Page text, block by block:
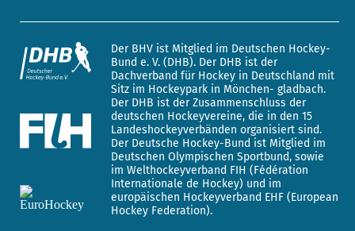
Der BHV ist Mitglied im Deutschen Hockey-
Bund e. V. (DHB). Der DHB ist der
Dachverband für Hockey in Deutschland mit
Sitz im Hockeypark in Mönchen- gladbach.
Der DHB ist der Zusammenschluss der
deutschen Hockeyvereine, die in den 15
Landeshockeyverbänden organisiert sind.
Der Deutsche Hockey-Bund ist Mitglied im
Deutschen Olympischen Sportbund, sowie
im Welthockeyverband FIH (Fédération
Internationale de Hockey) und im
europäischen Hockeyverband EHF (European
Hockey Federation).